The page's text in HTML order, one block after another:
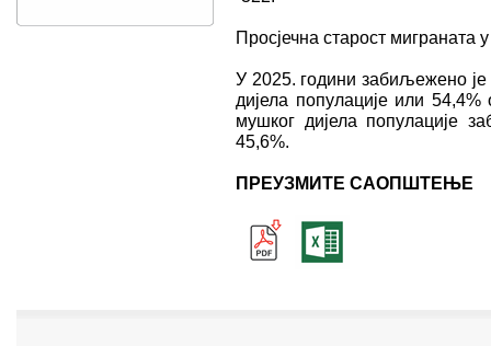
Просјечна старост миграната
У 2025. години забиљежено
дијела популације или
мушког дијела популације
45,6%.
ПРЕУЗМИТЕ САОПШТЕЊЕ